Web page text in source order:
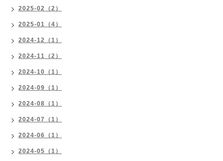
2025-02（2）
2025-01（4）
2024-12（1）
2024-11（2）
2024-10（1）
2024-09（1）
2024-08（1）
2024-07（1）
2024-06（1）
2024-05（1）